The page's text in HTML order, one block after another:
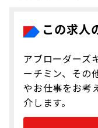
この求人
アブローダーズ
ーチミン、その
やお仕事をお考
介します。